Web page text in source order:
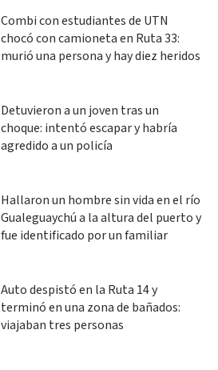
Combi con estudiantes de UTN
chocó con camioneta en Ruta 33:
murió una persona y hay diez heridos
Detuvieron a un joven tras un
choque: intentó escapar y habría
agredido a un policía
Hallaron un hombre sin vida en el río
Gualeguaychú a la altura del puerto y
fue identificado por un familiar
Auto despistó en la Ruta 14 y
terminó en una zona de bañados:
viajaban tres personas